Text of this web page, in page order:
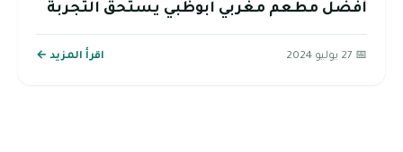
أفضل مطعم مغربي ابوظبي يستحق التجربة
📅 27 يوليو 2024 اقرأ المزيد ←